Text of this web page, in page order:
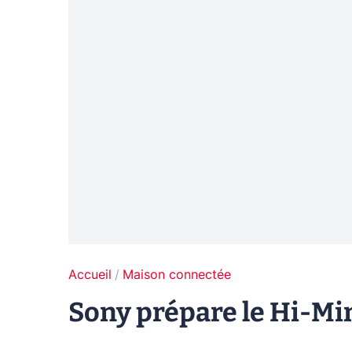
Accueil Maison connectée
Sony prépare le Hi-